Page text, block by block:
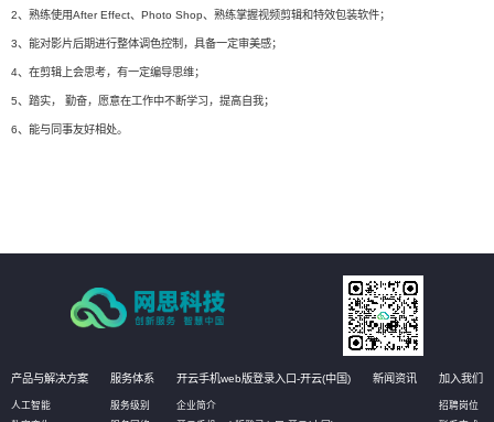
2、熟练使用After Effect、Photo Shop、熟练掌握视频剪辑和特效包装软件；
3、能对影片后期进行整体调色控制，具备一定审美感；
4、在剪辑上会思考，有一定编导思维；
5、踏实， 勤奋，愿意在工作中不断学习，提高自我；
6、能与同事友好相处。
产品与解决方案
人工智能
服务体系
服务级别
开云手机web版登录入口-开云(中国)
企业简介
新闻资讯 加入我们
招聘岗位